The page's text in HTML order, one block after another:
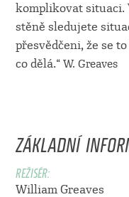
komplikovat situaci.
stěně sledujete
přesvědčeni, že se
co dělá.“ W. Greaves
ZÁKLADNÍ
REŽISÉR:
William Greaves